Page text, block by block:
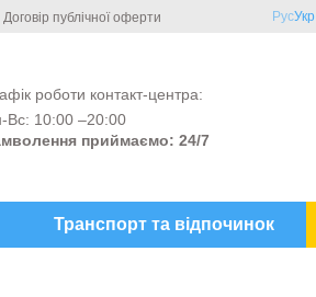
Договір публічної оферти
РусУкр
роботи контакт-центра:
Вс: 10:00 –20:00
приймаємо: 24/7
Транспорт та відпочинок